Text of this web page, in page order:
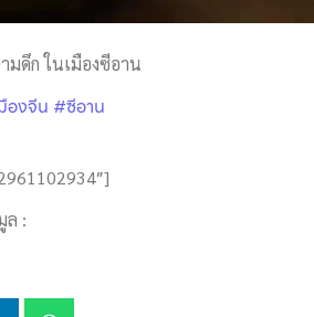
มดึก ในเมืองซีอาน
องจีน #ซีอาน
ล :